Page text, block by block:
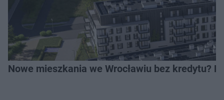
Nowe mieszkania we Wrocławiu bez kredytu?